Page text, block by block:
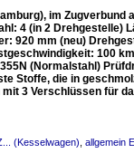
im Zugverbund
4 (in 2 Drehgestelle)
920 mm (neu)
100
(Normalstahl)
Stoffe, die in
3 Verschlüssen für
(Kesselwagen) allgemein